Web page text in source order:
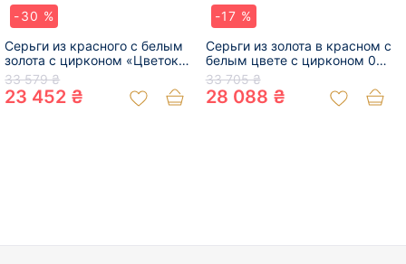
-30 %
Серьги из красного с белым
золота с цирконом «Цветок»
01-200284404
33 579 ₴
23 452 ₴
-17 %
Серьги из золота в красном с
белым цвете с цирконом 01-
200819947
33 705 ₴
28 088 ₴